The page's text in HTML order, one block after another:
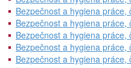
Bezpečnost a hygiena práce,
Bezpečnost a hygiena práce,
Bezpečnost a hygiena práce,
Bezpečnost a hygiena práce,
Bezpečnost a hygiena práce,